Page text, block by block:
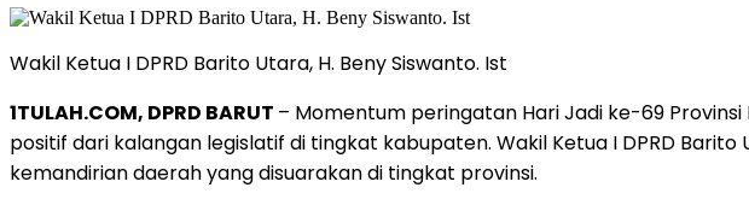
Wakil Ketua I DPRD Barito Utara, H. Beny Siswanto. Ist
1TULAH.COM, DPRD BARUT – Momentum peringatan Hari Jadi ke-69
positif dari kalangan legislatif di tingkat kabupaten. Wakil Ketua I DPRD
kemandirian daerah yang disuarakan di tingkat provinsi.